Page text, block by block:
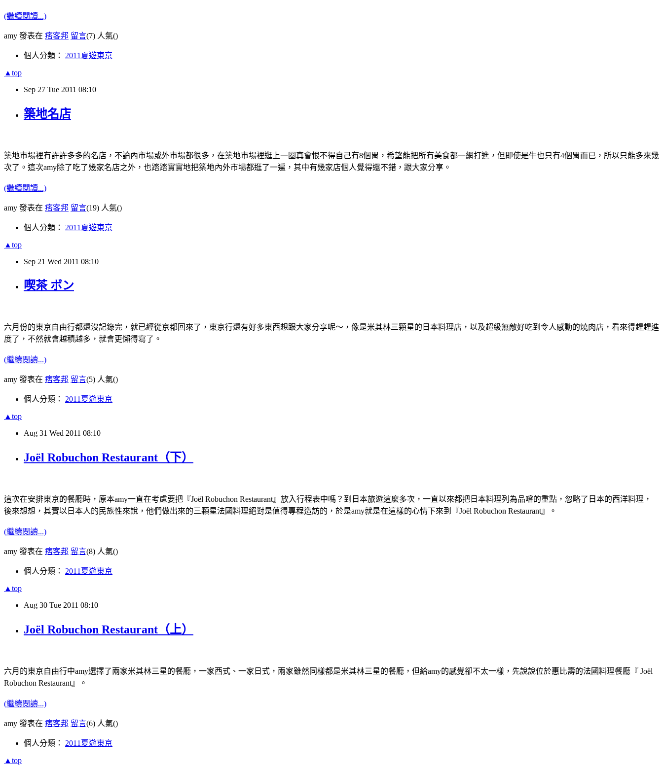
(繼續閱讀...)
amy 發表在 痞客邦 留言(7) 人氣()
個人分類： 2011夏遊東京
▲top
Sep 27 Tue 2011 08:10
築地名店
築地市場裡有許許多多的名店，不論內市場或外市場都很多，在築地市場裡逛上一圈真會恨不得自己有8個胃，希望能把所有美食都一網打進，但即使是牛也只有4個胃而已，所以只能多來幾
次了。這次amy除了吃了幾家名店之外，也踏踏實實地把築地內外市場都逛了一遍，其中有幾家店個人覺得還不錯，跟大家分享。
(繼續閱讀...)
amy 發表在 痞客邦 留言(19) 人氣()
個人分類： 2011夏遊東京
▲top
Sep 21 Wed 2011 08:10
喫茶 ボン
六月份的東京自由行都還沒記錄完，就已經從京都回來了，東京行還有好多東西想跟大家分享呢～，像是米其林三顆星的日本料理店，以及超級無敵好吃到令人感動的燒肉店， 看來得趕趕進
度了，不然就會越積越多，就會更懶得寫了 。
(繼續閱讀...)
amy 發表在 痞客邦 留言(5) 人氣()
個人分類： 2011夏遊東京
▲top
Aug 31 Wed 2011 08:10
Joël Robuchon Restaurant（下）
這次在安排東京的餐廳時，原本amy一直在考慮要把『Joël Robuchon Restaurant』放入行程表中嗎？到日本旅遊這麼多次，一直以來都把日本料理列為品嚐的重點，忽略了日本的西洋料理，
後來想想，其實以日本人的民族性來說，他們做出來的三顆星法國料理絕對是值得專程造訪的，於是amy就是在這樣的心情下來到
『Joël Robuchon Restaurant』 。
(繼續閱讀...)
amy 發表在 痞客邦 留言(8) 人氣()
個人分類： 2011夏遊東京
▲top
Aug 30 Tue 2011 08:10
Joël Robuchon Restaurant（上）
六月的東京自由行中amy選擇了兩家米其林三星的餐廳，一家西式、一家日式，兩家雖然同樣都是米其林三星的餐廳，但給amy的感覺卻不太一樣，先說說位於惠比壽的法國料理餐廳『 Joël
Robuchon Restaurant』。
(繼續閱讀...)
amy 發表在 痞客邦 留言(6) 人氣()
個人分類： 2011夏遊東京
▲top